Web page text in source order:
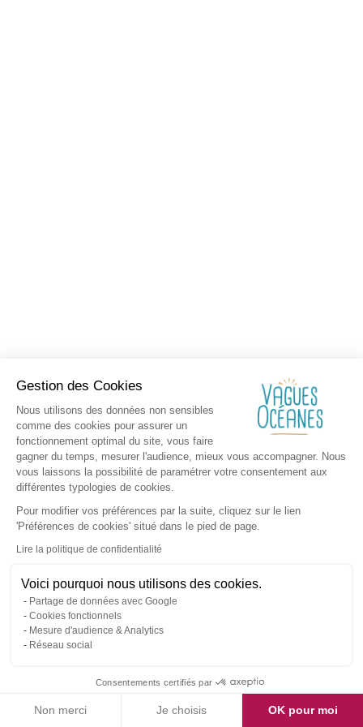
Gestion des Cookies
Nous utilisons des données non sensibles
comme des cookies pour assurer un
fonctionnement optimal du site, vous faire
gagner du temps, mesurer l'audience, mieux vous accompagner. Nous
vous laissons la possibilité de paramétrer votre consentement aux
différentes typologies de cookies.
Pour modifier vos préférences par la suite, cliquez sur le lien
'Préférences de cookies' situé dans le pied de page.
Lire la politique de confidentialité
Voici pourquoi nous utilisons des cookies.
Partage de données avec Google
Cookies fonctionnels
Mesure d'audience & Analytics
Réseau social
Consentements certifiés par
Non merci Je choisis OK pour moi